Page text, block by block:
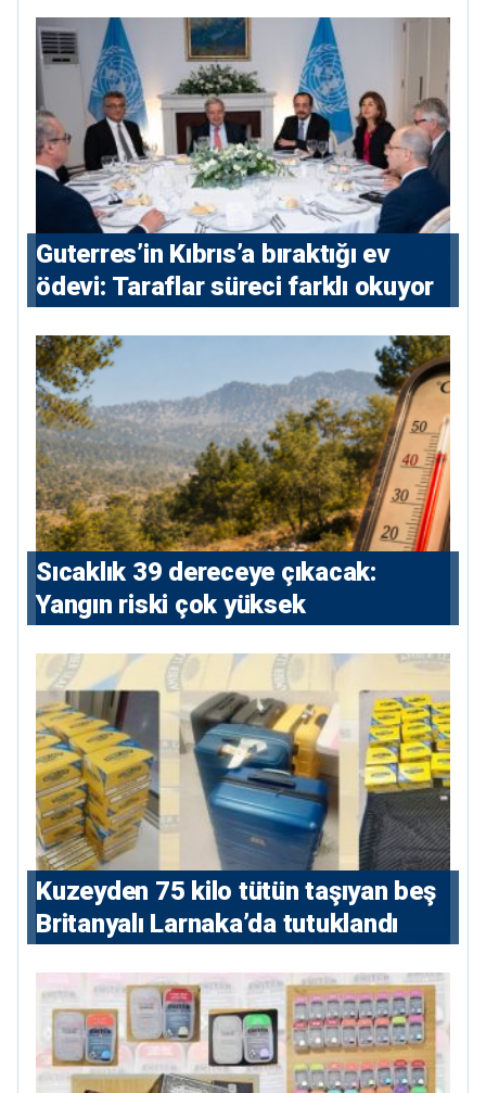
Guterres’in Kıbrıs’a bıraktığı ev
ödevi: Taraflar süreci farklı okuyor
Sıcaklık 39 dereceye çıkacak:
Yangın riski çok yüksek
Kuzeyden 75 kilo tütün taşıyan beş
Britanyalı Larnaka’da tutuklandı